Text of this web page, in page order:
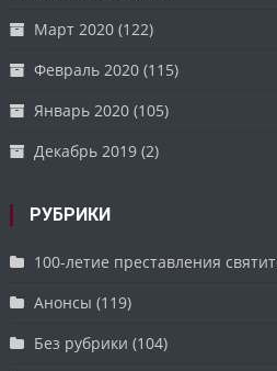
Март 2020 (122)
Февраль 2020 (115)
Январь 2020 (105)
Декабрь 2019 (2)
РУБРИКИ
100-летие преставления
Анонсы (119)
Без рубрики (104)